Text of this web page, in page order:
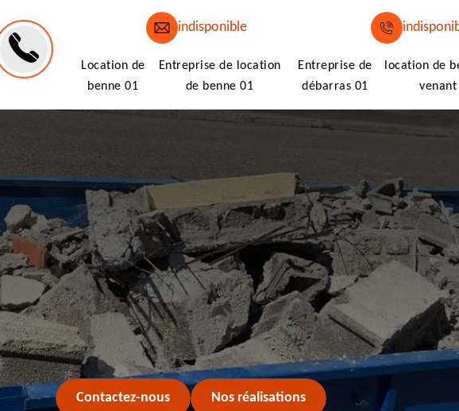
indisponible
Location de
benne 01
Entreprise de location
de benne 01
Entreprise de
débarras 01
location de
venant
Contactez-nous Nos réalisations